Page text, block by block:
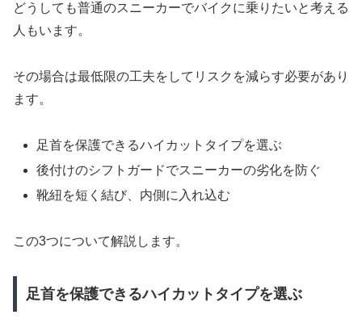
どうしても普通のスニーカーでバイクに乗りたいと考える
人もいます。
その場合は最低限の工夫をしてリスクを減らす必要があり
ます。
足首を保護できるハイカットタイプを選ぶ
後付けのシフトガードでスニーカーの劣化を防ぐ
靴紐を短く結び、内側に入れ込む
この3つについて解説します。
足首を保護できるハイカットタイプを選ぶ